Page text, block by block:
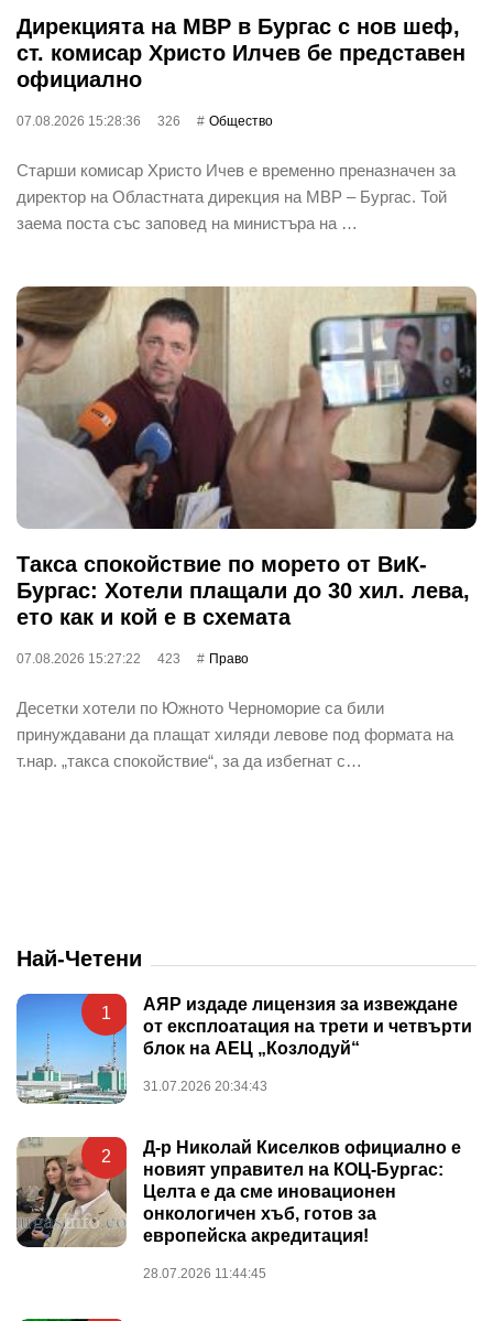
Дирекцията на МВР в Бургас с нов шеф,
ст. комисар Христо Илчев бе представен
официално
07.08.2026 15:28:36 326 Общество
Старши комисар Христо Ичев е временно преназначен за
директор на Областната дирекция на МВР – Бургас. Той
заема поста със заповед на министъра на …
Такса спокойствие по морето от ВиК-
Бургас: Хотели плащали до 30 хил. лева,
ето как и кой е в схемата
07.08.2026 15:27:22 423 Право
Десетки хотели по Южното Черноморие са били
принуждавани да плащат хиляди левове под формата на
т.нар. „такса спокойствие“, за да избегнат с…
Най-Четени
1
АЯР издаде лицензия за извеждане
от експлоатация на трети и четвърти
блок на АЕЦ „Козлодуй“
31.07.2026 20:34:43
2
Д-р Николай Киселков официално е
новият управител на КОЦ-Бургас:
Целта е да сме иновационен
онкологичен хъб, готов за
европейска акредитация!
28.07.2026 11:44:45